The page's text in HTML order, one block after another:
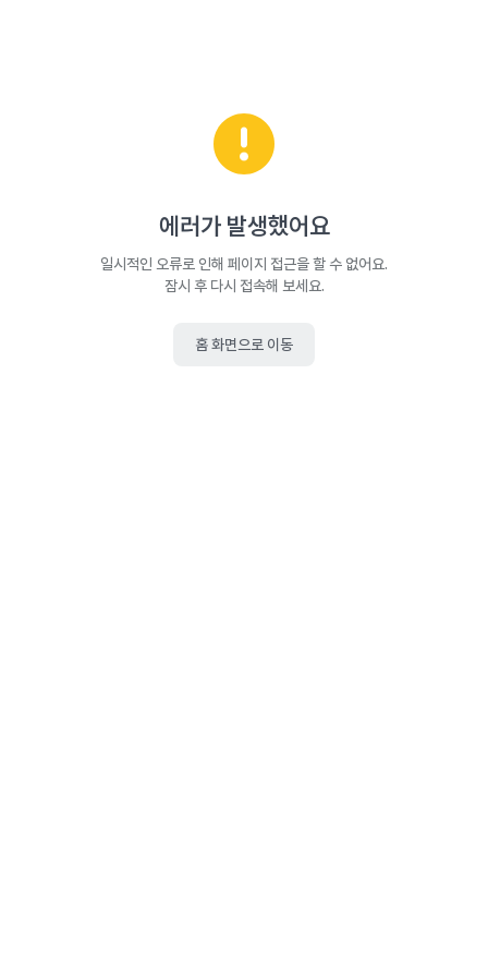
에러가 발생했어요
일시적인 오류로 인해 페이지 접근을 할 수 없어요.
잠시 후 다시 접속해 보세요.
홈 화면으로 이동